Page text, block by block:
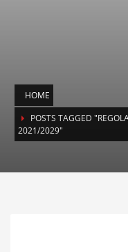
HOME
POSTS TAGGED
2021/2029"